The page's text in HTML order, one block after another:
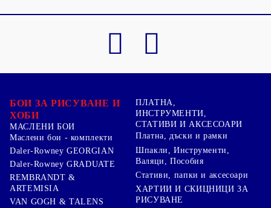
БОИ ЗА РИСУВАНЕ И
ХОБИ
МАСЛЕНИ БОИ
Маслени бои - комплекти
Daler-Rowney GEORGIAN
Daler-Rowney GRADUATE
REMBRANDT &
ARTEMISIA
VAN GOGH & TALENS
ПЛАТНА,
ИНСТРУМЕНТИ,
СТАТИВИ И АКСЕСОАРИ
Платна, дъски и рамки
Шпакли, Инструменти,
Валяци, Пособия
Стативи, папки и аксесоари
ХАРТИИ И СКИЦНИЦИ ЗА
РИСУВАНЕ